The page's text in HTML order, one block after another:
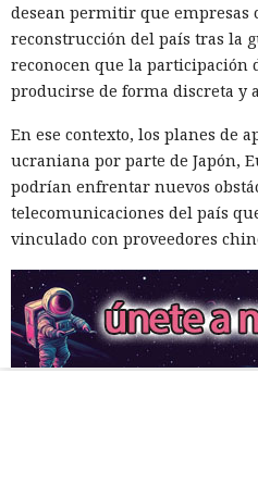
desean permitir que empresas
reconstrucción del país tras la
reconocen que la participación
producirse de forma discreta y
En ese contexto, los planes de
ucraniana por parte de Japón,
podrían enfrentar nuevos
telecomunicaciones del país
vinculado con proveedores